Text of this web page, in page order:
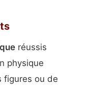
réussis
physique
figures ou de